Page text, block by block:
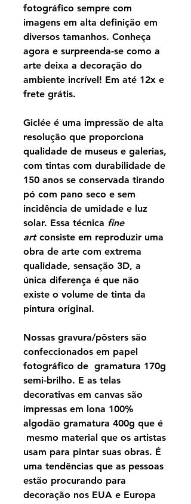
fotográfico sempre com
imagens em alta definição em
diversos tamanhos. Conheça
agora e surpreenda-se como a
arte deixa a decoração do
ambiente incrível! Em até 12x e
frete grátis.
Giclée é uma impressão de alta
resolução que proporciona
qualidade de museus e galerias,
com tintas com durabilidade de
150 anos se conservada tirando
pó com pano seco e sem
incidência de umidade e luz
solar. Essa técnica fine
artconsiste em reproduzir uma
obra de arte com extrema
qualidade, sensação 3D, a
única diferença é que não
existe o volume de tinta da
pintura original.
Nossas gravura/pôsters são
confeccionados em papel
fotográfico de gramatura 170g
semi-brilho. E as telas
decorativas em canvas são
impressas em lona 100%
algodão gramatura 400g que é
mesmo material que os artistas
usam para pintar suas obras. É
uma tendências que as pessoas
estão procurando para
decoração nos EUA e Europa